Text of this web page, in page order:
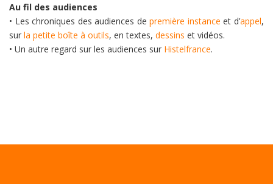
Au fil des audiences
• Les chroniques des audiences depremière instance et d’appel,
sur la petite boîte à outils, en textes, dessins et vidéos.
• Un autre regard sur les audiences sur Histelfrance.